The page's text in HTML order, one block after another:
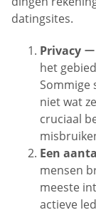
datingsites.
Privacy
het
Sommige
niet wat
cruciaal
Een
mensen
meeste
actieve